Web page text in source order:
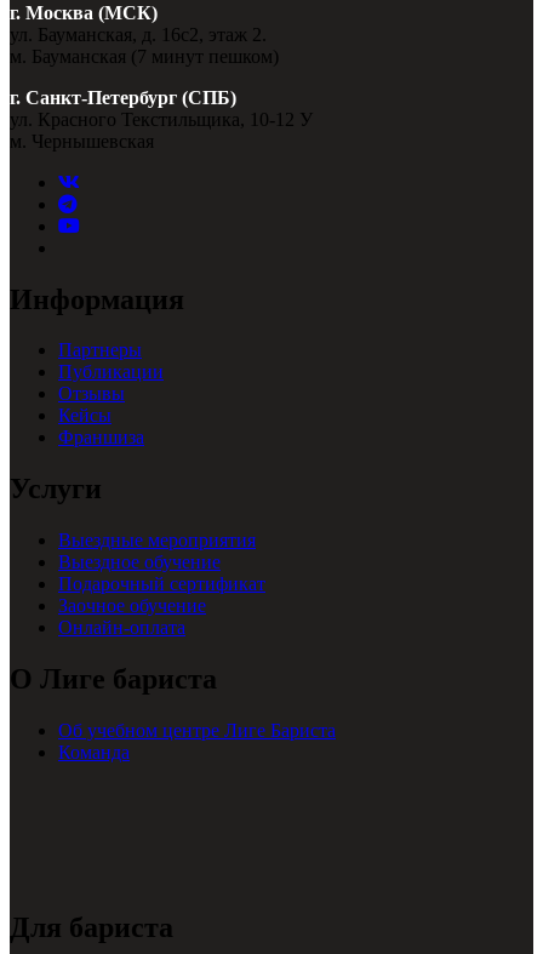
г. Москва (МСК)
ул. Бауманская, д. 16с2, этаж 2.
м. Бауманская (7 минут пешком)
г. Санкт-Петербург (СПБ)
ул. Красного Текстильщика, 10-12 У
м. Чернышевская
Информация
Партнеры
Публикации
Отзывы
Кейсы
Франшиза
Услуги
Выездные мероприятия
Выездное обучение
Подарочный сертификат
Заочное обучение
Онлайн-оплата
О Лиге бариста
Об учебном центре Лиге Бариста
Команда
Для бариста